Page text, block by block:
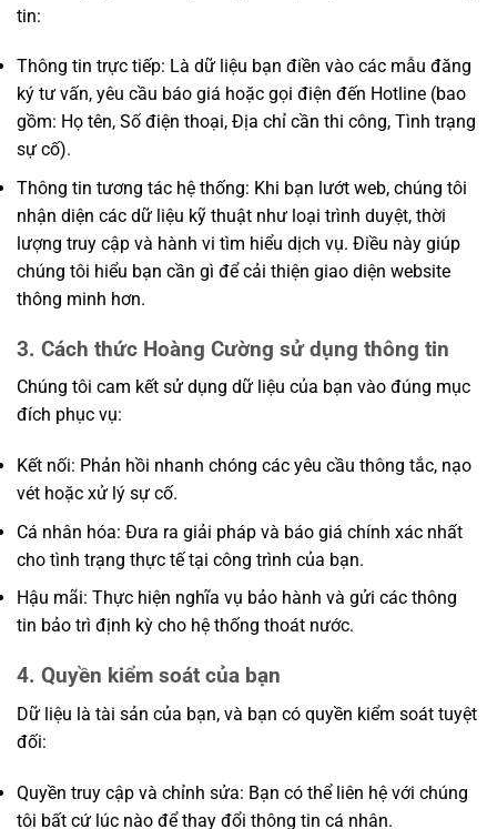
tin:
Thông tin trực tiếp: Là dữ liệu bạn điền vào các mẫu đăng
ký tư vấn, yêu cầu báo giá hoặc gọi điện đến Hotline (bao
gồm: Họ tên, Số điện thoại, Địa chỉ cần thi công, Tình trạng
sự cố).
Thông tin tương tác hệ thống: Khi bạn lướt web, chúng tôi
nhận diện các dữ liệu kỹ thuật như loại trình duyệt, thời
lượng truy cập và hành vi tìm hiểu dịch vụ. Điều này giúp
chúng tôi hiểu bạn cần gì để cải thiện giao diện website
thông minh hơn.
3. Cách thức Hoàng Cường sử dụng thông tin
Chúng tôi cam kết sử dụng dữ liệu của bạn vào đúng mục
đích phục vụ:
Kết nối: Phản hồi nhanh chóng các yêu cầu thông tắc, nạo
vét hoặc xử lý sự cố.
Cá nhân hóa: Đưa ra giải pháp và báo giá chính xác nhất
cho tình trạng thực tế tại công trình của bạn.
Hậu mãi: Thực hiện nghĩa vụ bảo hành và gửi các thông
tin bảo trì định kỳ cho hệ thống thoát nước.
4. Quyền kiểm soát của bạn
Dữ liệu là tài sản của bạn, và bạn có quyền kiểm soát tuyệt
đối:
Quyền truy cập và chỉnh sửa: Bạn có thể liên hệ với chúng
tôi bất cứ lúc nào để thay đổi thông tin cá nhân.